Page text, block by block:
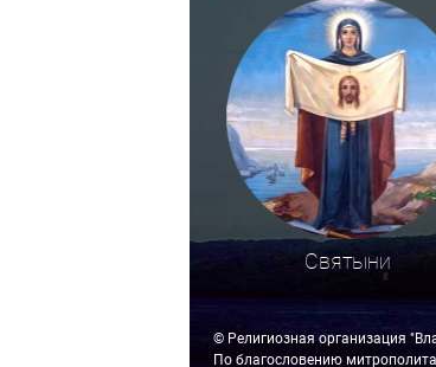
Святыни
© Религиозная организация
По благословению